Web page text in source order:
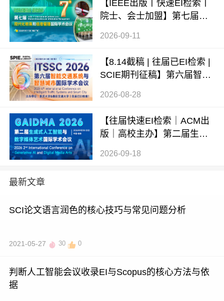
【IEEE出版丨快速EI检索丨
院士、会士加盟】第七届现
术会议 (ICMEIM 2026)
2026-09-11
【8.14截稿 | 往届已EI检索 |
SCIE期刊征稿】第六届智能
术会议（ITSSC 2026）
2026-08-28
【往届快速EI检索｜ACM出
版｜高校主办】第二届生成
术会议 (GAIDMA 2026)
2026-09-18
最新文章
SCI论文语言润色的核心技巧与常见问题分析
2021-05-27 30 0
判断人工智能会议收录EI与Scopus的核心方法与依
据